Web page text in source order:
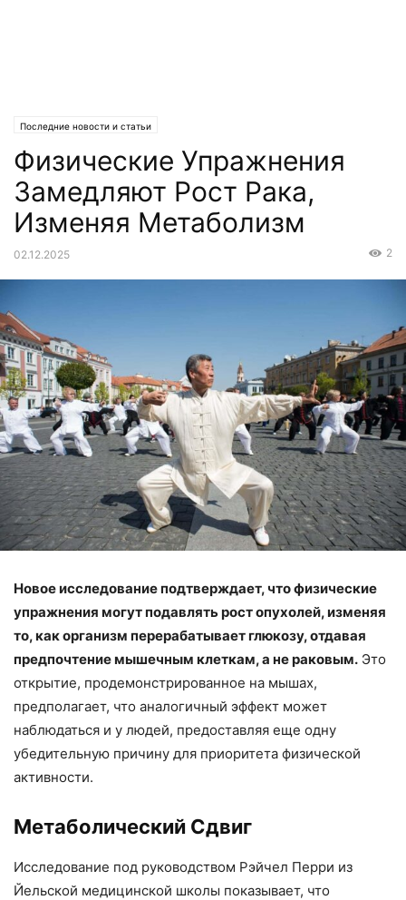
Последние новости и статьи
Физические Упражнения
Замедляют Рост Рака,
Изменяя Метаболизм
02.12.2025 2
Новое исследование подтверждает, что физические
упражнения могут подавлять рост опухолей, изменяя
то, как организм перерабатывает глюкозу, отдавая
предпочтение мышечным клеткам, а не раковым. Это
открытие, продемонстрированное на мышах,
предполагает, что аналогичный эффект может
наблюдаться и у людей, предоставляя еще одну
убедительную причину для приоритета физической
активности.
Метаболический Сдвиг
Исследование под руководством Рэйчел Перри из
Йельской медицинской школы показывает, что